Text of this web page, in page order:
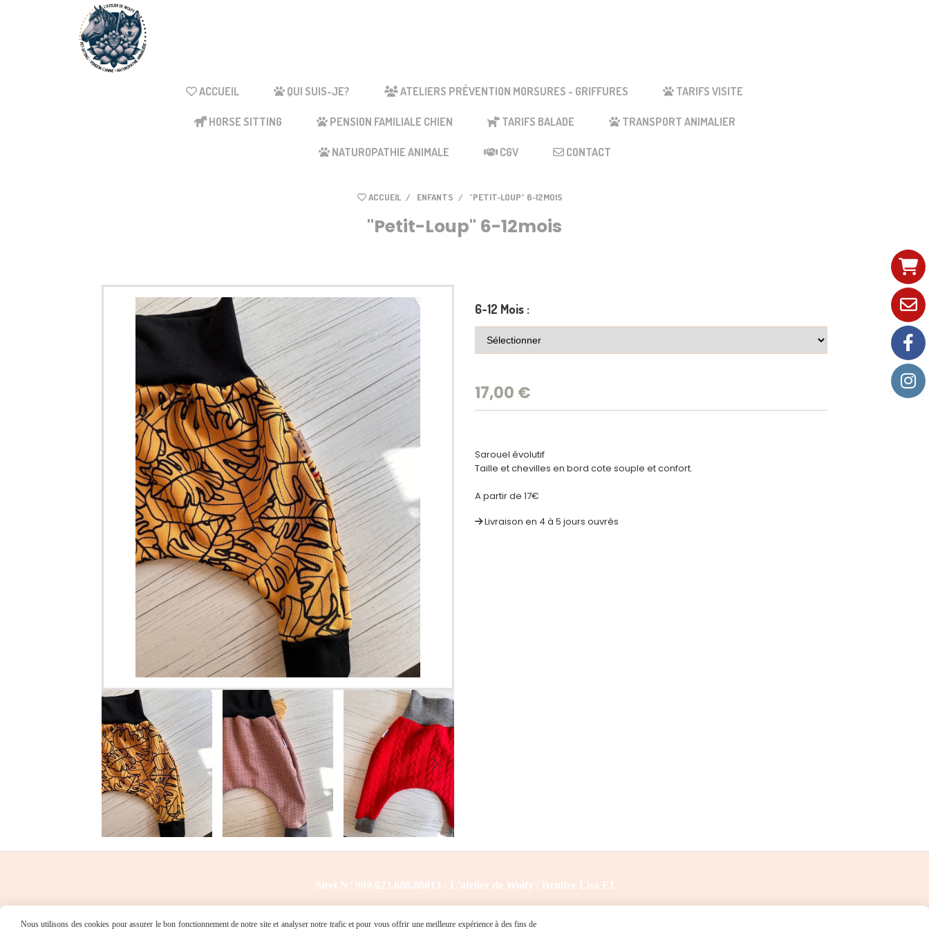
ACCUEIL QUI SUIS-JE? ATELIERS PRÉVENTION MORSURES - GRIFFURES TARIFS VISITE
HORSE SITTING PENSION FAMILIALE CHIEN TARIFS BALADE TRANSPORT ANIMALIER
NATUROPATHIE ANIMALE CGV CONTACT
ACCUEIL ENFANTS "PETIT-LOUP" 6-12MOIS
"Petit-Loup" 6-12mois
6-12 Mois :
17,00 €
Sarouel évolutif
Taille et chevilles en bord cote souple et confort.
A partir de 17€
Livraison en 4 à 5 jours ouvrés
Siret N° 909.023.608.00013 - L'atelier de Wolfy / Brulfer Lisa EI
Panneau de gestion des cookies
Nous utilisons des cookies pour assurer le bon fonctionnement de notre site et analyser notre trafic et pour vous offrir une meilleure expérience à des fins de